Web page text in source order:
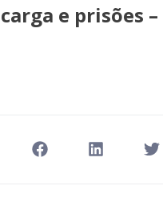
e prisões